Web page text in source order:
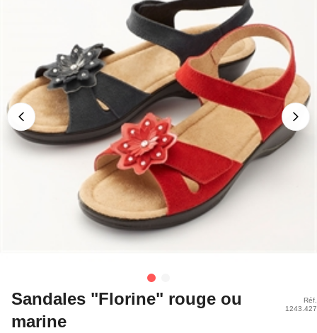
Sandales "Florine" rouge ou
marine
Réf.
1243.427